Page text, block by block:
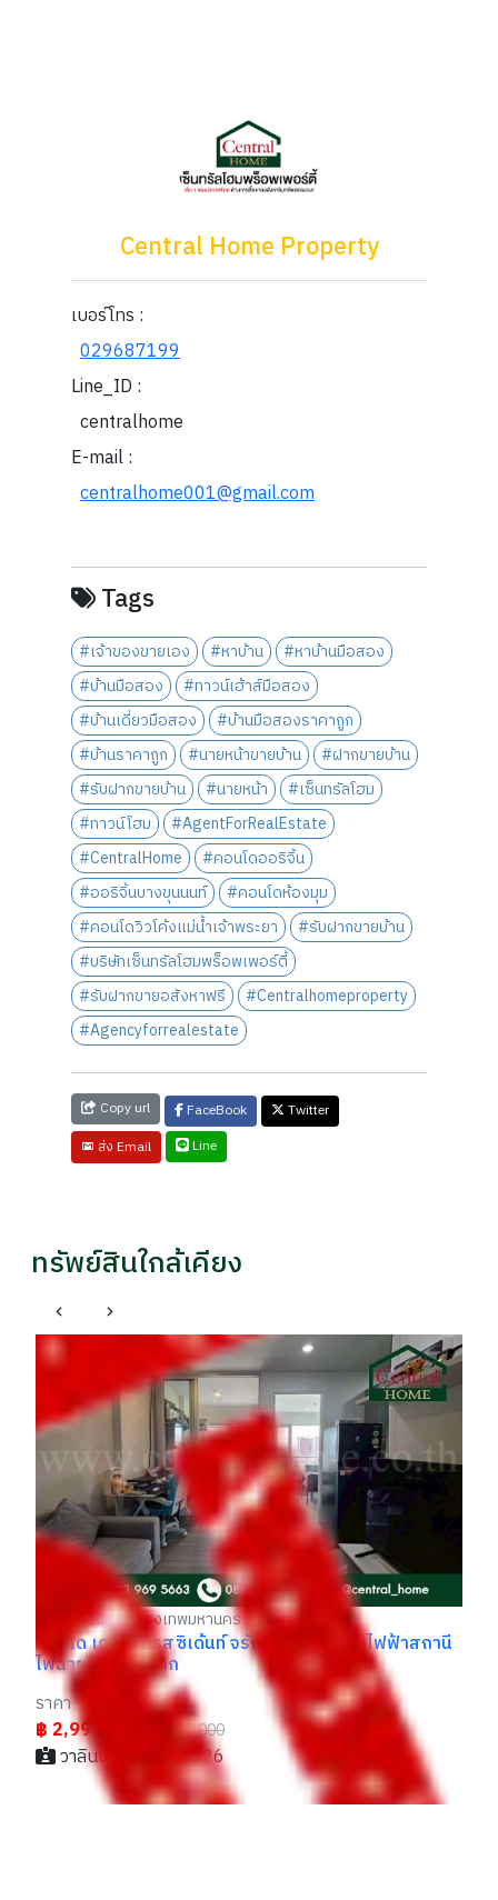
Central Home Property
เบอร์โทร :
029687199
Line_ID :
centralhome
E-mail :
centralhome001@gmail.com
Tags
#เจ้าของขายเอง #หาบ้าน
#หาบ้านมือสอง
#บ้านมือสอง
#ทาวน์เฮ้าส์มือสอง
#บ้านเดี่ยวมือสอง
#บ้านมือสองราคาถูก
#บ้านราคาถูก
#นายหน้าขายบ้าน
#ฝากขายบ้าน
#รับฝากขายบ้าน
#นายหน้า
#เซ็นทรัลโฮม
#ทาวน์โฮม
#AgentForRealEstate
#CentralHome
#คอนโดออริจิ้น
#ออริจิ้นบางขุนนนท์
#คอนโดห้องมุม
#คอนโดวิวโค้งแม่น้ำเจ้าพระยา
#รับฝากขายบ้าน
#บริษัทเซ็นทรัลโฮมพร็อพเพอร์ตี้
#รับฝากขายอสังหาฟรี
#Centralhomeproperty
#Agencyforrealestate
Copy url FaceBook
Twitter
ส่ง Email
Line
ทรัพย์สินใกล้เคียง
บางกอกน้อย กรุงเทพมหานคร
คอนโด เดอะ เพรสซิเด้นท์ จรัญ-แยกไฟฉาย 34.69 ตรม.
ทำเลดี ติดรถไฟฟ้าสถานีไฟฉาย ห้องใหม่มาก
ราคา
฿ 2,990,000฿3,290,000
วาลินน์ / 062xxxxx26